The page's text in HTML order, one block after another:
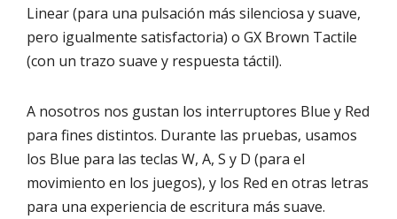
Linear (para una pulsación más silenciosa y suave,
pero igualmente satisfactoria) o GX Brown Tactile
(con un trazo suave y respuesta táctil).
A nosotros nos gustan los interruptores Blue y Red
para fines distintos. Durante las pruebas, usamos
los Blue para las teclas W, A, S y D (para el
movimiento en los juegos), y los Red en otras letras
para una experiencia de escritura más suave.